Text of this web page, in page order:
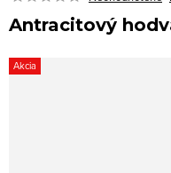
Antracitový
Akcia